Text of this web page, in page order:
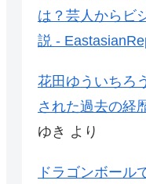
は？芸人からビ
説 -
花田ゆういちろ
された過去の経
ゆき より
ドラゴンボール